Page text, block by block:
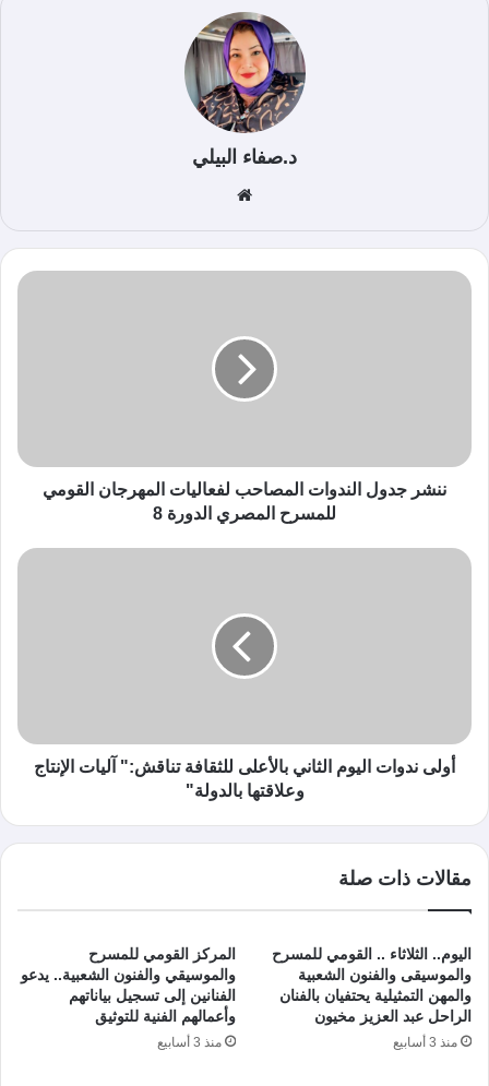
د.صفاء البيلي
الوي
ب
ننشر جدول الندوات المصاحب لفعاليات المهرجان القومي
للمسرح المصري الدورة 8
أولى ندوات اليوم الثاني بالأعلى للثقافة تناقش:" آليات الإنتاج
وعلاقتها بالدولة"
مقالات ذات صلة
اليوم.. الثلاثاء .. القومي للمسرح
والموسيقى والفنون الشعبية
والمهن التمثيلية يحتفيان بالفنان
الراحل عبد العزيز مخيون
منذ 3 أسابيع
المركز القومي للمسرح
والموسيقي والفنون الشعبية.. يدعو
الفنانين إلى تسجيل بياناتهم
وأعمالهم الفنية للتوثيق
منذ 3 أسابيع